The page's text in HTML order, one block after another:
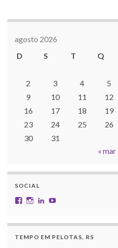
agosto 2026
D
S T Q
2
3 4 5
9
10 11 12
16
17 18 19
23
24 25 26
30
31
« mar
SOCIAL
Facebook
InstagramLinkedIn
TEMPO EM PELOTAS, RS